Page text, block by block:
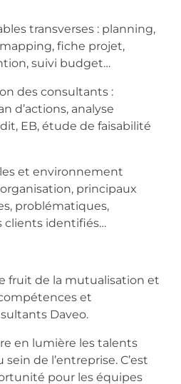
transverses : planning,
fiche projet,
suivi budget…
des consultants :
d’actions, analyse
EB, étude de faisabilité
et environnement
principaux
problématiques,
clients identifiés…
fruit de la mutualisation et
et
Daveo.
en lumière les talents
de l’entreprise. C’est
pour les équipes